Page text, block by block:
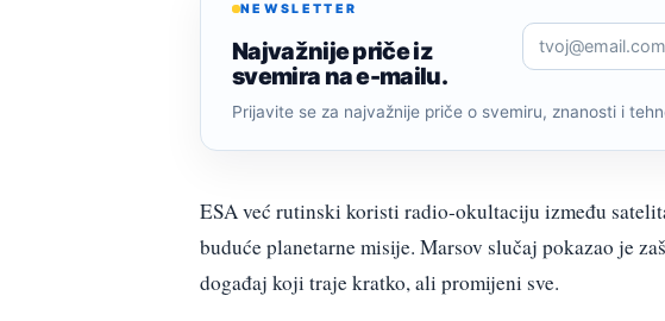
NEWSLETTER
Najvažnije priče iz
svemira na e-mailu.
Prijavite se za najvažnije priče o svemiru, znanosti i
ESA već rutinski koristi radio-okultaciju između
buduće planetarne misije. Marsov slučaj pokazao je
događaj koji traje kratko, ali promijeni sve.